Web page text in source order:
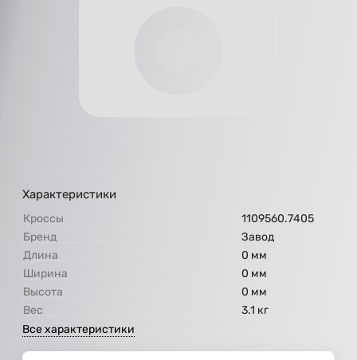
Характеристики
Кроссы
1109560.7405
Бренд
Завод
Длина
0 мм
Ширина
0 мм
Высота
0 мм
Вес
3.1 кг
Все характеристики